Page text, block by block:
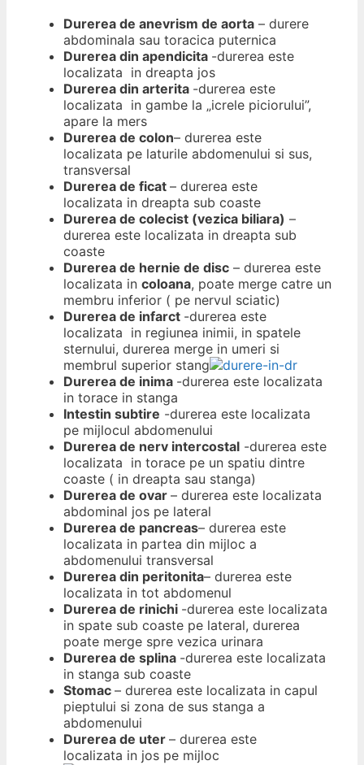
Durerea de anevrism de aorta – durere
abdominala sau toracica puternica
Durerea din apendicita -durerea este
localizata in dreapta jos
Durerea din arterita -durerea este
localizata in gambe la „icrele piciorului”,
apare la mers
Durerea de colon– durerea este
localizata pe laturile abdomenului si sus,
transversal
Durerea de ficat – durerea este
localizata in dreapta sub coaste
Durerea de colecist (vezica biliara) –
durerea este localizata in dreapta sub
coaste
Durerea de hernie de disc – durerea este
localizata in coloana, poate merge catre un
membru inferior ( pe nervul sciatic)
Durerea de infarct -durerea este
localizata in regiunea inimii, in spatele
sternului, durerea merge in umeri si
membrul superior stang
Durerea de inima -durerea este localizata
in torace in stanga
Intestin subtire -durerea este localizata
pe mijlocul abdomenului
Durerea de nerv intercostal -durerea este
localizata in torace pe un spatiu dintre
coaste ( in dreapta sau stanga)
Durerea de ovar – durerea este localizata
abdominal jos pe lateral
Durerea de pancreas– durerea este
localizata in partea din mijloc a
abdomenului transversal
Durerea din peritonita– durerea este
localizata in tot abdomenul
Durerea de rinichi -durerea este localizata
in spate sub coaste pe lateral, durerea
poate merge spre vezica urinara
Durerea de splina -durerea este localizata
in stanga sub coaste
Stomac – durerea este localizata in capul
pieptului si zona de sus stanga a
abdomenului
Durerea de uter – durerea este
localizata in jos pe mijloc